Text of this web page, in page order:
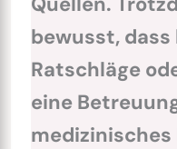
bewusst,
Ratschläge
eine
medizinisches